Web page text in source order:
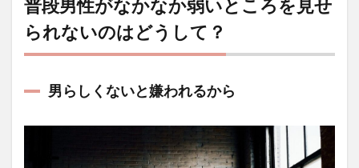
普段男性がなかなか弱いところを見せ
られないのはどうして？
男らしくないと嫌われるから